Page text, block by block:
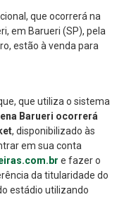
que ocorrerá na
em Barueri (SP), pela
estão à venda para
que utiliza o sistema
Barueri ocorrerá
, disponibilizado às
em sua conta
e fazer o
da titularidade do
estádio utilizando